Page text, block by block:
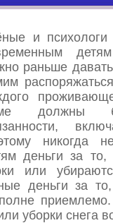
и психологи
раньше
должны
никогда
деньги за то,
или
деньги за
уборки снега